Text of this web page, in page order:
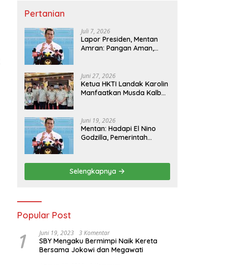
Pertanian
Juli 7, 2026
Lapor Presiden, Mentan
Amran: Pangan Aman,
Juni 27, 2026
Ketua HKTI Landak Karolin
Manfaatkan Musda Kalbar
Juni 19, 2026
Mentan: Hadapi El Nino
Godzilla, Pemerintah
Infrastruktur Pertanian
Nasional
Selengkapnya
Popular Post
1 Juni 19, 2023 3 Komentar
SBY Mengaku Bermimpi Naik Kereta
Bersama Jokowi dan Megawati